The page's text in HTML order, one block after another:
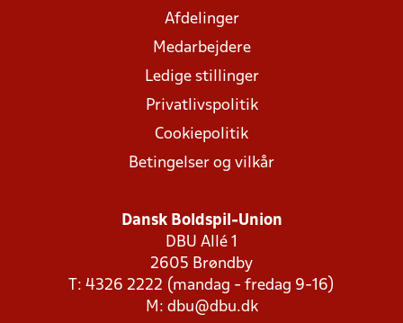
Afdelinger
Medarbejdere
Ledige stillinger
Privatlivspolitik
Cookiepolitik
Betingelser og vilkår
Dansk Boldspil-Union
DBU Allé 1
2605 Brøndby
T: 4326 2222 (mandag - fredag 9-16)
M: dbu@dbu.dk